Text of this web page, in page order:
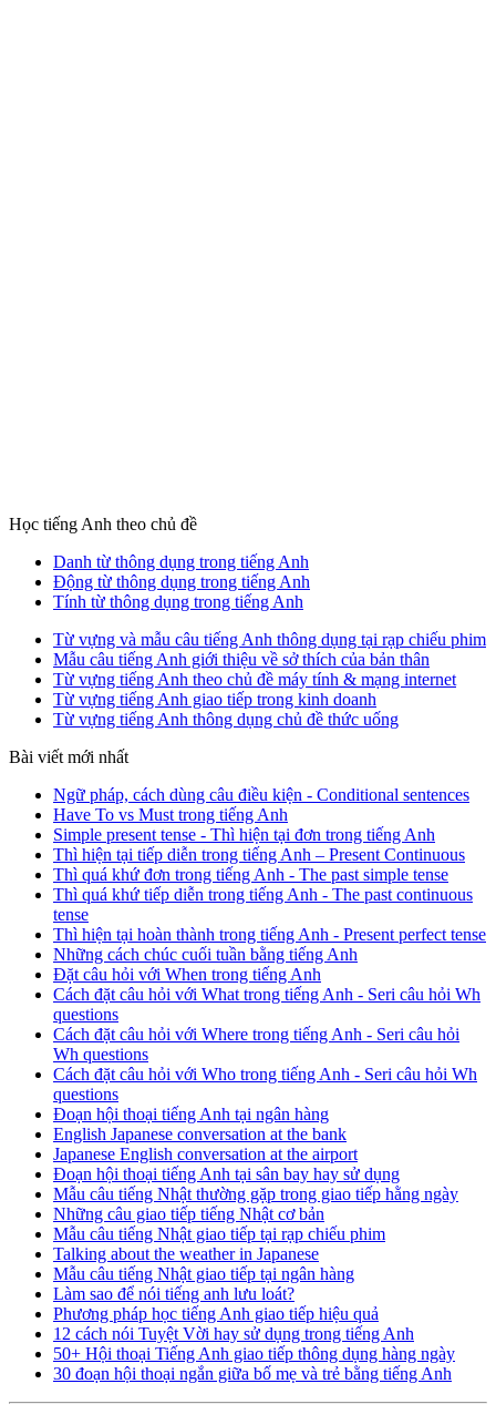
Học tiếng Anh theo chủ đề
Danh từ thông dụng trong tiếng Anh
Động từ thông dụng trong tiếng Anh
Tính từ thông dụng trong tiếng Anh
Từ vựng và mẫu câu tiếng Anh thông dụng tại rạp chiếu phim
Mẫu câu tiếng Anh giới thiệu về sở thích của bản thân
Từ vựng tiếng Anh theo chủ đề máy tính & mạng internet
Từ vựng tiếng Anh giao tiếp trong kinh doanh
Từ vựng tiếng Anh thông dụng chủ đề thức uống
Bài viết mới nhất
Ngữ pháp, cách dùng câu điều kiện - Conditional sentences
Have To vs Must trong tiếng Anh
Simple present tense - Thì hiện tại đơn trong tiếng Anh
Thì hiện tại tiếp diễn trong tiếng Anh – Present Continuous
Thì quá khứ đơn trong tiếng Anh - The past simple tense
Thì quá khứ tiếp diễn trong tiếng Anh - The past continuous
tense
Thì hiện tại hoàn thành trong tiếng Anh - Present perfect tense
Những cách chúc cuối tuần bằng tiếng Anh
Đặt câu hỏi với When trong tiếng Anh
Cách đặt câu hỏi với What trong tiếng Anh - Seri câu hỏi Wh
questions
Cách đặt câu hỏi với Where trong tiếng Anh - Seri câu hỏi
Wh questions
Cách đặt câu hỏi với Who trong tiếng Anh - Seri câu hỏi Wh
questions
Đoạn hội thoại tiếng Anh tại ngân hàng
English Japanese conversation at the bank
Japanese English conversation at the airport
Đoạn hội thoại tiếng Anh tại sân bay hay sử dụng
Mẫu câu tiếng Nhật thường gặp trong giao tiếp hằng ngày
Những câu giao tiếp tiếng Nhật cơ bản
Mẫu câu tiếng Nhật giao tiếp tại rạp chiếu phim
Talking about the weather in Japanese
Mẫu câu tiếng Nhật giao tiếp tại ngân hàng
Làm sao để nói tiếng anh lưu loát?
Phương pháp học tiếng Anh giao tiếp hiệu quả
12 cách nói Tuyệt Vời hay sử dụng trong tiếng Anh
50+ Hội thoại Tiếng Anh giao tiếp thông dụng hàng ngày
30 đoạn hội thoại ngắn giữa bố mẹ và trẻ bằng tiếng Anh